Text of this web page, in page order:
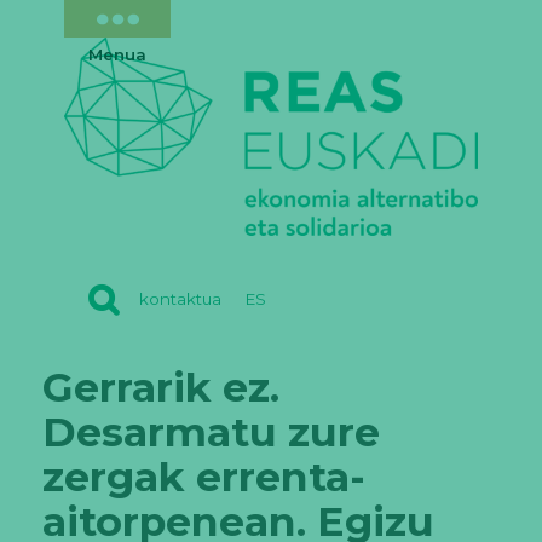
kontaktua ES
Menua
Gerrarik ez.
Desarmatu zure
zergak errenta-
aitorpenean. Egizu